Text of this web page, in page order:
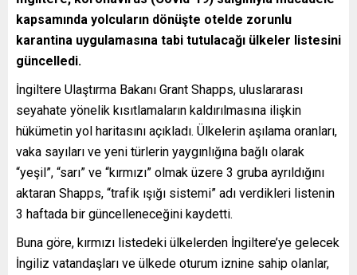
kapsamında yolcuların dönüşte otelde zorunlu
karantina uygulamasına tabi tutulacağı ülkeler listesini
güncelledi.
İngiltere Ulaştırma Bakanı Grant Shapps, uluslararası
seyahate yönelik kısıtlamaların kaldırılmasına ilişkin
hükümetin yol haritasını açıkladı. Ülkelerin aşılama oranları,
vaka sayıları ve yeni türlerin yaygınlığına bağlı olarak
“yeşil”, “sarı” ve “kırmızı” olmak üzere 3 gruba ayrıldığını
aktaran Shapps, “trafik ışığı sistemi” adı verdikleri listenin
3 haftada bir güncelleneceğini kaydetti.
Buna göre, kırmızı listedeki ülkelerden İngiltere’ye gelecek
İngiliz vatandaşları ve ülkede oturum iznine sahip olanlar,